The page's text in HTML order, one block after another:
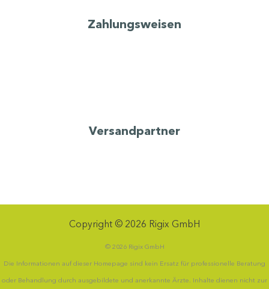
Zahlungsweisen
Versandpartner
Copyright © 2026 Rigix GmbH
© 2026 Rigix GmbH
Die Informationen auf dieser Homepage sind kein Ersatz für professionelle Beratung
oder Behandlung durch ausgebildete und anerkannte Ärzte. Inhalte dienen nicht zur